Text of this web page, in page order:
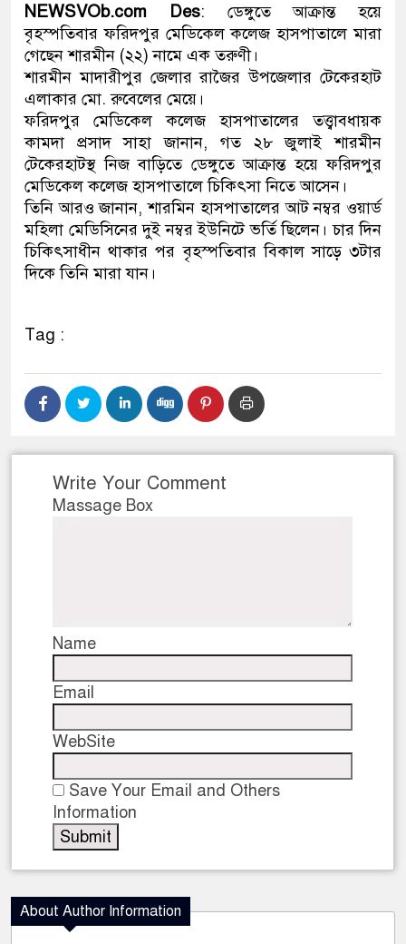
মাদক কারবারি গ্রেফতার
২৮ লাখ টাকার জাল নোটসহ
যেকোনো সময় বেনজীরের
নেতৃত্ব ও গণতন্ত্রের মূর্তমান
যে ভাবে ডেভিড ইমনের কাছে
‘আজহার খান’
ডাকাতির প্রস্তুতিকালে
থানা পুলিশ
NEWSVOb.com Des: ডেঙ্গুতে আক্রান্ত হয়ে
বৃহস্পতিবার ফরিদপুর মেডিকেল কলেজ হাসপাতালে মারা
গেছেন শারমীন (২২) নামে এক তরুণী।
শারমীন মাদারীপুর জেলার রাজৈর উপজেলার টেকেরহাট
এলাকার মো. রুবেলের মেয়ে।
ফরিদপুর মেডিকেল কলেজ হাসপাতালের তত্ত্বাবধায়ক
কামদা প্রসাদ সাহা জানান, গত ২৮ জুলাই শারমীন
টেকেরহাটস্থ নিজ বাড়িতে ডেঙ্গুতে আক্রান্ত হয়ে ফরিদপুর
মেডিকেল কলেজ হাসপাতালে চিকিৎসা নিতে আসেন।
তিনি আরও জানান, শারমিন হাসপাতালের আট নম্বর ওয়ার্ড
মহিলা মেডিসিনের দুই নম্বর ইউনিটে ভর্তি ছিলেন। চার দিন
চিকিৎসাধীন থাকার পর বৃহস্পতিবার বিকাল সাড়ে ৩টার
দিকে তিনি মারা যান।
Tag :
Write Your Comment
Massage Box
Name
Email
WebSite
Save Your Email and Others
Information
About Author Information